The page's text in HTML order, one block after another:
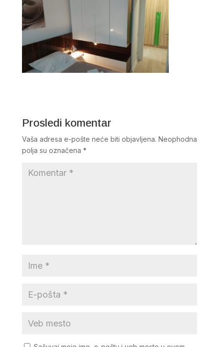
Prosledi komentar
Vaša adresa e-pošte neće biti objavljena. Neophodna
polja su označena *